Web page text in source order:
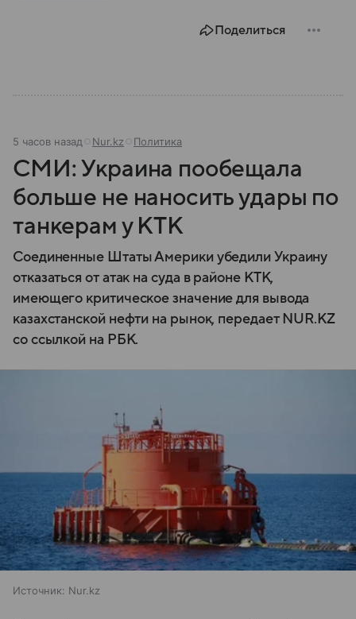
Поделиться
5 часов назад Nur.kz Политика
СМИ: Украина пообещала
больше не наносить удары по
танкерам у КТК
Соединенные Штаты Америки убедили Украину
отказаться от атак на суда в районе КТК,
имеющего критическое значение для вывода
казахстанской нефти на рынок, передает NUR.KZ
со ссылкой на РБК.
Источник: Nur.kz